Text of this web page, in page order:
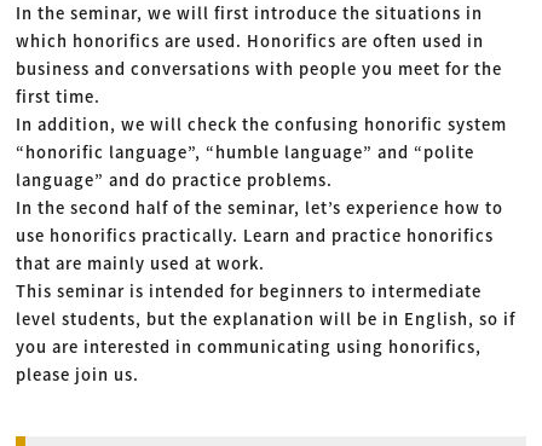
In the seminar, we will first introduce the situations in
which honorifics are used. Honorifics are often used in
business and conversations with people you meet for the
first time.
In addition, we will check the confusing honorific system
“honorific language”, “humble language” and “polite
language” and do practice problems.
In the second half of the seminar, let’s experience how to
use honorifics practically. Learn and practice honorifics
that are mainly used at work.
This seminar is intended for beginners to intermediate
level students, but the explanation will be in English, so if
you are interested in communicating using honorifics,
please join us.